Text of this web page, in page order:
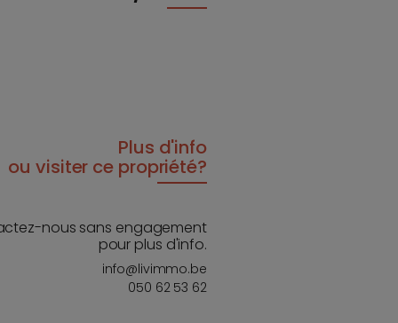
Plus d'info
ou visiter ce propriété?
nous sans engagement
pour plus d'info.
info@livimmo.be
050 62 53 62